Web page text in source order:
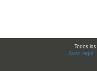
Todos
Aviso legal